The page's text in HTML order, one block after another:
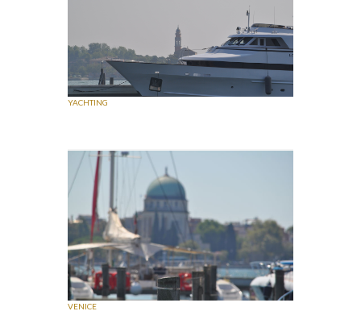
YACHTING
VENICE